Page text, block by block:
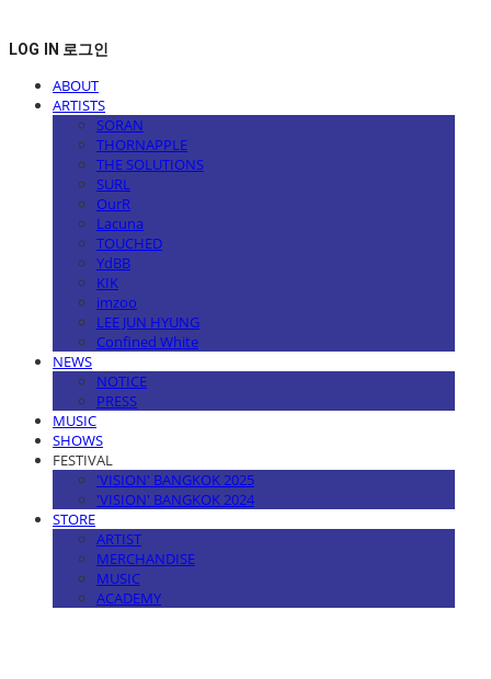
LOG IN 로그인
ABOUT
ARTISTS
SORAN
THORNAPPLE
THE SOLUTIONS
SURL
OurR
Lacuna
TOUCHED
YdBB
KIK
imzoo
LEE JUN HYUNG
Confined White
NEWS
NOTICE
PRESS
MUSIC
SHOWS
FESTIVAL
'VISION' BANGKOK 2025
'VISION' BANGKOK 2024
STORE
ARTIST
MERCHANDISE
MUSIC
ACADEMY